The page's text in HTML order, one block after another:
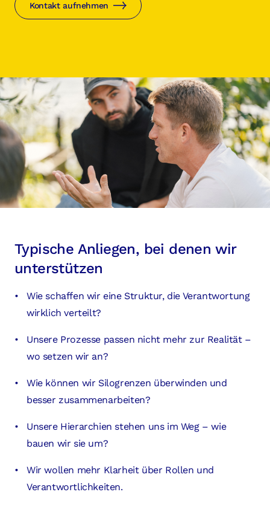
Kontakt aufnehmen
Typische Anliegen, bei denen wir
unterstützen
Wie schaffen wir eine Struktur, die Verantwortung
wirklich verteilt?
Unsere Prozesse passen nicht mehr zur Realität –
wo setzen wir an?
Wie können wir Silogrenzen überwinden und
besser zusammenarbeiten?
Unsere Hierarchien stehen uns im Weg – wie
bauen wir sie um?
Wir wollen mehr Klarheit über Rollen und
Verantwortlichkeiten.